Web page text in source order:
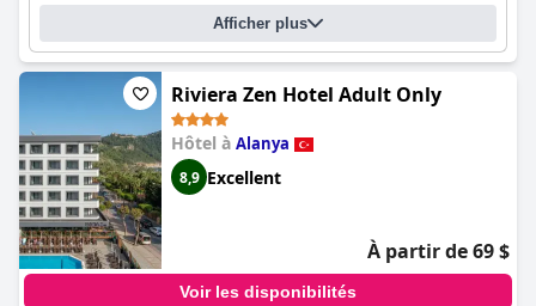
Afficher plus
Riviera Zen Hotel Adult Only
Hôtel à Alanya
8,9 Excellent
À partir de 69 $
Voir les disponibilités